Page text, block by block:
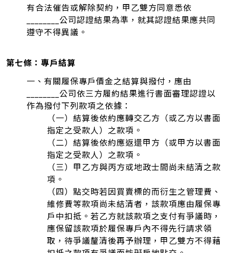
有合法催告或解除契約，甲乙雙方同意悉依
________公司認證結果為準，就其認證結果應共同
遵守不得異議。
第七條：專戶結算
一、有關履保專戶價金之結算與撥付，應由
________公司依三方履約結果進行書面審理認證以
作為撥付下列款項之依據：
（一）結算後依約應轉交乙方（或乙方以書面
指定之受款人）之款項。
（二）結算後依約應返還甲方（或甲方以書面
指定之受款人）之款項。
（三）甲乙方與丙方或地政士間尚未結清之款
項。
（四）點交時若因買賣標的而衍生之管理費、
維修費等款項尚未結清者，該款項應由履保專
戶中扣抵。若乙方就該款項之支付有爭議時，
應保留該款項於履保專戶內不得先行請求領
取，待爭議釐清後再予辦理，甲乙雙方不得藉